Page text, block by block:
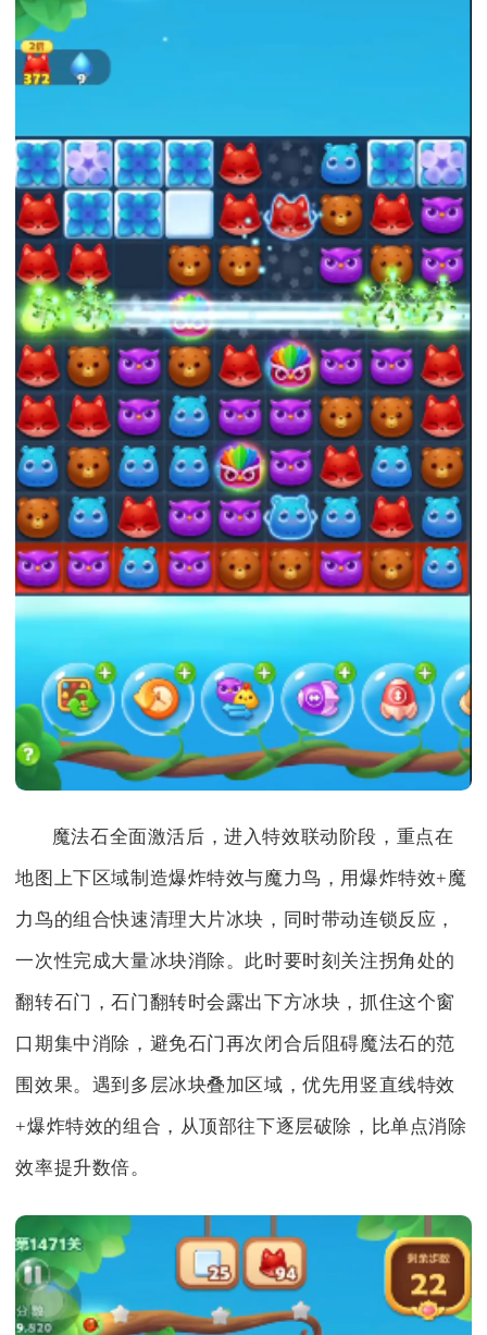
魔法石全面激活后，进入特效联动阶段，重点在
地图上下区域制造爆炸特效与魔力鸟，用爆炸特效+魔
力鸟的组合快速清理大片冰块，同时带动连锁反应，
一次性完成大量冰块消除。此时要时刻关注拐角处的
翻转石门，石门翻转时会露出下方冰块，抓住这个窗
口期集中消除，避免石门再次闭合后阻碍魔法石的范
围效果。遇到多层冰块叠加区域，优先用竖直线特效
+爆炸特效的组合，从顶部往下逐层破除，比单点消除
效率提升数倍。